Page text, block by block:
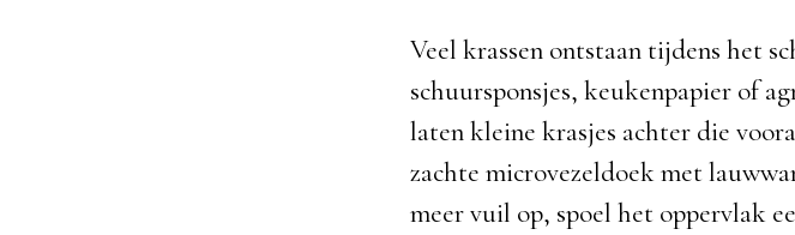
Veel krassen ontstaan tijdens het
schuursponsjes, keukenpapier of
laten kleine krasjes achter die
zachte microvezeldoek met
meer vuil op, spoel het oppervlak